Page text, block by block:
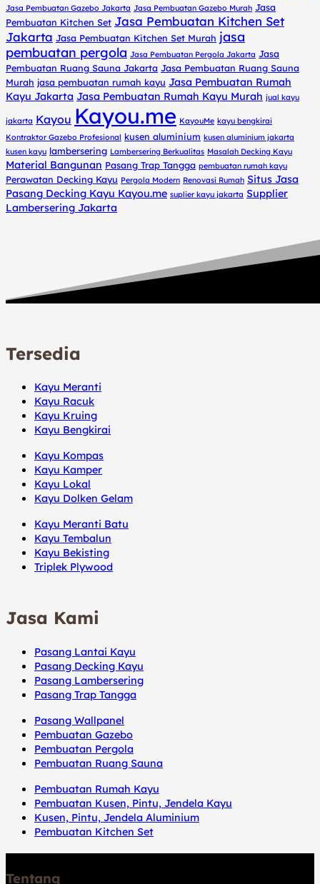
Jasa Pembuatan Gazebo Jakarta Jasa Pembuatan Gazebo Murah Jasa
Pembuatan Kitchen Set Jasa Pembuatan Kitchen Set
Jakarta Jasa Pembuatan Kitchen Set Murah jasa
pembuatan pergola Jasa Pembuatan Pergola Jakarta Jasa
Pembuatan Ruang Sauna Jakarta Jasa Pembuatan Ruang Sauna
Murah jasa pembuatan rumah kayu Jasa Pembuatan Rumah
Kayu Jakarta Jasa Pembuatan Rumah Kayu Murah jual kayu
jakarta Kayou Kayou.me KayouMe kayu bengkirai
Kontraktor Gazebo Profesional kusen aluminium kusen aluminium jakarta
kusen kayu lambersering Lambersering Berkualitas Masalah Decking Kayu
Material Bangunan Pasang Trap Tangga pembuatan rumah kayu
Perawatan Decking Kayu Pergola Modern Renovasi Rumah Situs Jasa
Pasang Decking Kayu Kayou.me suplier kayu jakarta Supplier
Lambersering Jakarta
Tersedia
Kayu Meranti
Kayu Racuk
Kayu Kruing
Kayu Bengkirai
Kayu Kompas
Kayu Kamper
Kayu Lokal
Kayu Dolken Gelam
Kayu Meranti Batu
Kayu Tembalun
Kayu Bekisting
Triplek Plywood
Jasa Kami
Pasang Lantai Kayu
Pasang Decking Kayu
Pasang Lambersering
Pasang Trap Tangga
Pasang Wallpanel
Pembuatan Gazebo
Pembuatan Pergola
Pembuatan Ruang Sauna
Pembuatan Rumah Kayu
Pembuatan Kusen, Pintu, Jendela Kayu
Kusen, Pintu, Jendela Aluminium
Pembuatan Kitchen Set
Tentang